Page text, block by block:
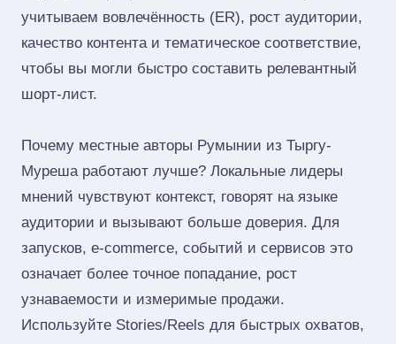
учитываем вовлечённость (ER), рост аудитории,
качество контента и тематическое соответствие,
чтобы вы могли быстро составить релевантный
шорт‑лист.
Почему местные авторы Румынии из Тыргу-
Муреша работают лучше? Локальные лидеры
мнений чувствуют контекст, говорят на языке
аудитории и вызывают больше доверия. Для
запусков, e‑commerce, событий и сервисов это
означает более точное попадание, рост
узнаваемости и измеримые продажи.
Используйте Stories/Reels для быстрых охватов,